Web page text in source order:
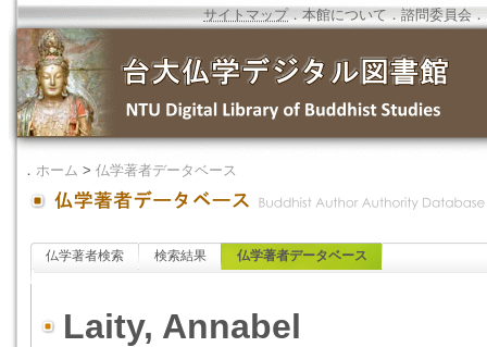
サイトマップ．本館について ．諮問委員会 ．
． ホーム > 仏学著者データベース
仏学著者検索 検索結果 仏学著者データベース
Laity, Annabel